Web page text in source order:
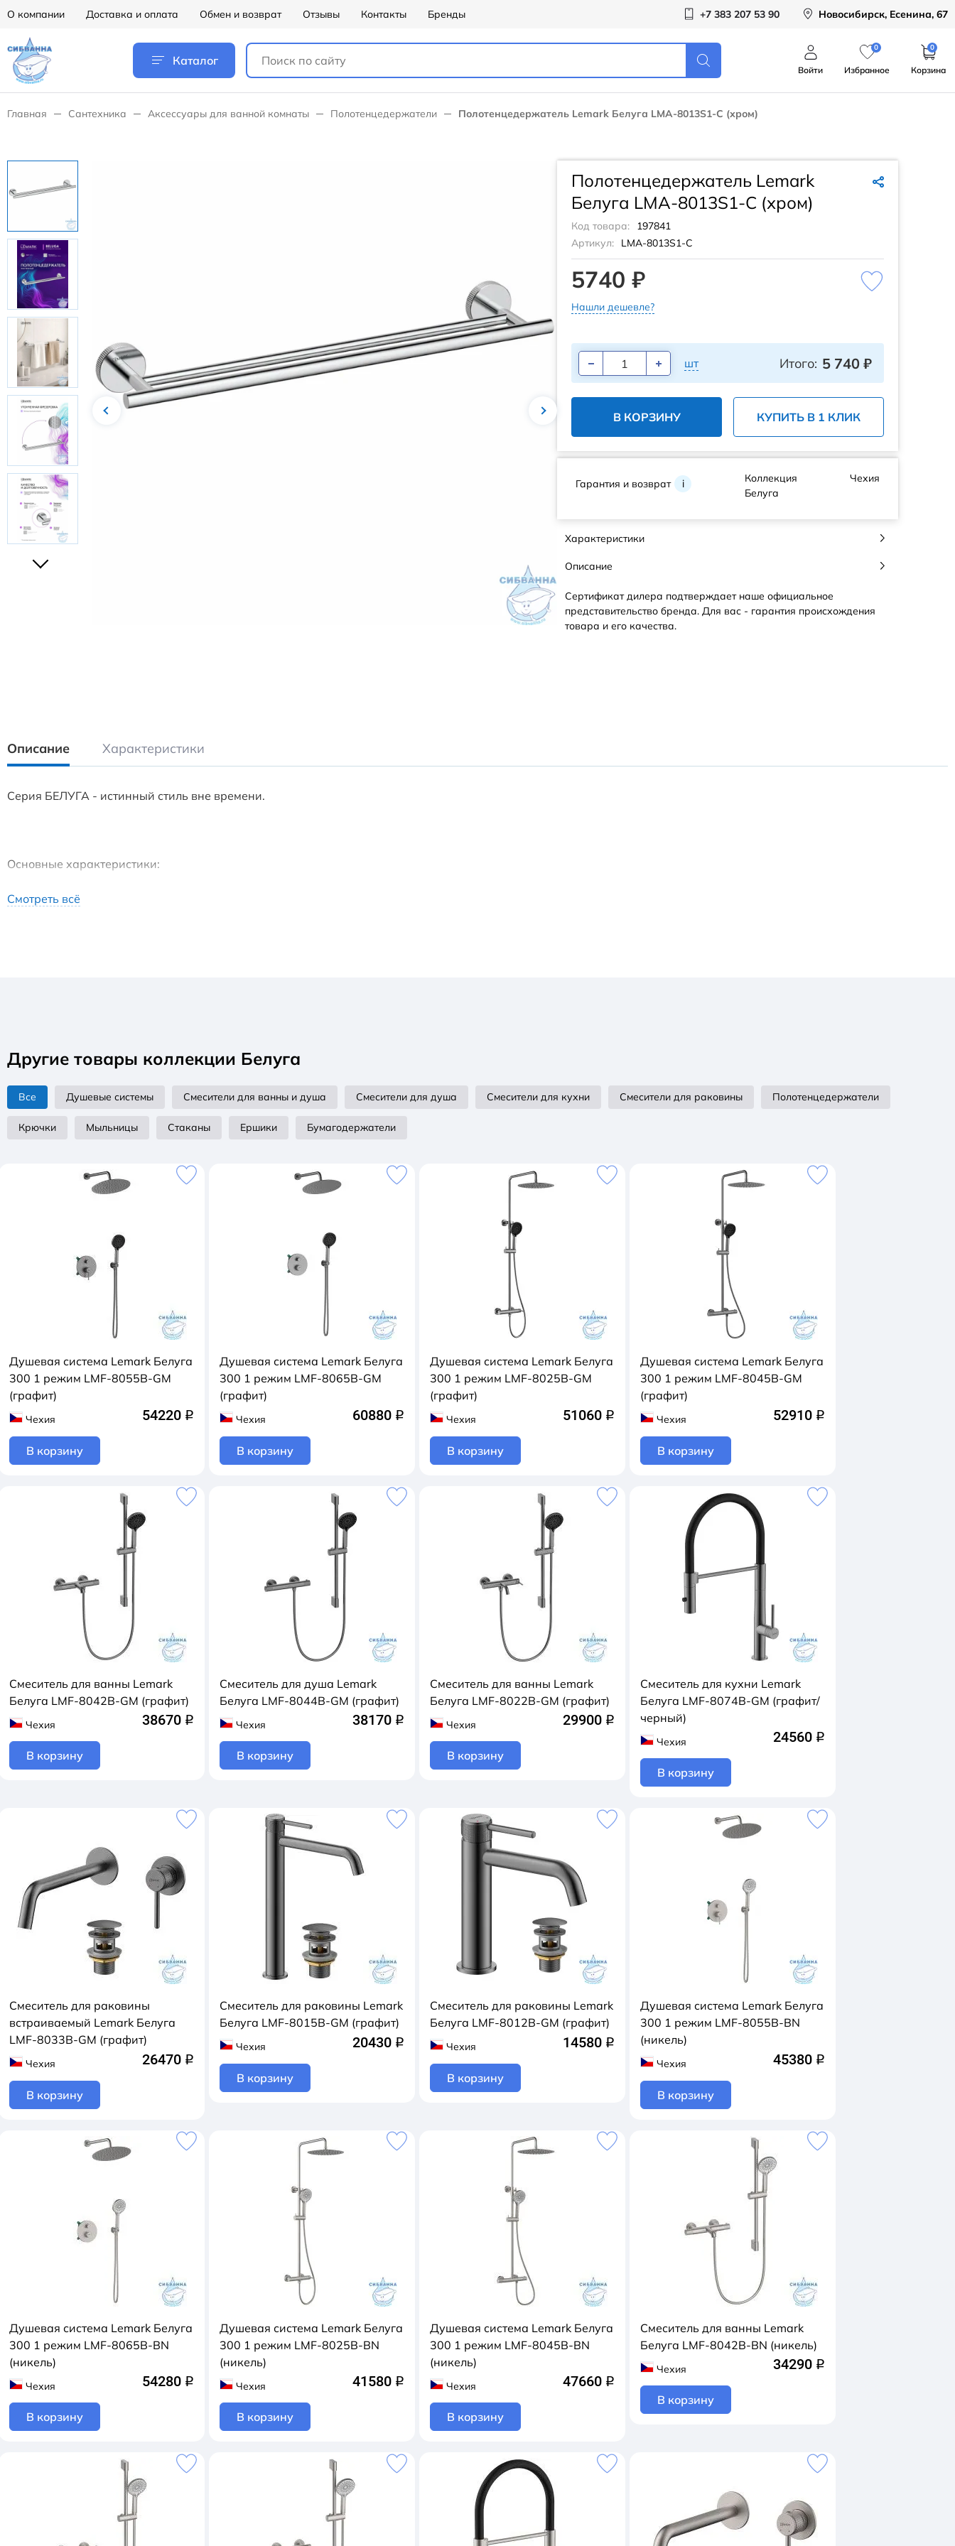
О компании Доставка и оплата Обмен и возврат Отзывы Контакты Бренды +7 383 207 53 90 Новосибирск, Есенина, 67
Каталог
Войти
0
Избранное
0
Корзина
Главная Сантехника Аксессуары для ванной комнаты Полотенцедержатели Полотенцедержатель Lemark Белуга LMA-8013S1-C (хром)
Полотенцедержатель Lemark
Белуга LMA-8013S1-C (хром)
Код товара:
197841
Артикул:
LMA-8013S1-C
5740 ₽
Нашли дешевле?
шт Итого: 5 740 ₽
В КОРЗИНУ КУПИТЬ В 1 КЛИК
Гарантия и возврат i
Коллекция
Белуга
Чехия
Характеристики
Описание
Сертификат дилера подтверждает наше официальное
представительство бренда. Для вас - гарантия происхождения
товара и его качества.
Описание Характеристики
Серия БЕЛУГА - истинный стиль вне времени.
Основные характеристики:
• Назначение: для полотенец
• Полотенцедержатель
• Комплект креплений
Смотреть всё
Другие товары коллекции Белуга
Все Душевые системы Смесители для ванны и душа Смесители для душа Смесители для кухни Смесители для раковины Полотенцедержатели
Крючки Мыльницы Стаканы Ершики Бумагодержатели
Душевая система Lemark Белуга
300 1 режим LMF-8055B-GM
(графит)
Чехия 54220 q
В корзину
Душевая система Lemark Белуга
300 1 режим LMF-8065B-GM
(графит)
Чехия 60880 q
В корзину
Душевая система Lemark Белуга
300 1 режим LMF-8025B-GM
(графит)
Чехия 51060 q
В корзину
Душевая система Lemark Белуга
300 1 режим LMF-8045B-GM
(графит)
Чехия 52910 q
В корзину
Смеситель для ванны Lemark
Белуга LMF-8042B-GM (графит)
Чехия 38670 q
В корзину
Смеситель для душа Lemark
Белуга LMF-8044B-GM (графит)
Чехия 38170 q
В корзину
Смеситель для ванны Lemark
Белуга LMF-8022B-GM (графит)
Чехия 29900 q
В корзину
Смеситель для кухни Lemark
Белуга LMF-8074B-GM (графит/
черный)
Чехия 24560 q
В корзину
Смеситель для раковины
встраиваемый Lemark Белуга
LMF-8033B-GM (графит)
Чехия 26470 q
В корзину
Смеситель для раковины Lemark
Белуга LMF-8015B-GM (графит)
Чехия 20430 q
В корзину
Смеситель для раковины Lemark
Белуга LMF-8012B-GM (графит)
Чехия 14580 q
В корзину
Душевая система Lemark Белуга
300 1 режим LMF-8055B-BN
(никель)
Чехия 45380 q
В корзину
Душевая система Lemark Белуга
300 1 режим LMF-8065B-BN
(никель)
Чехия 54280 q
В корзину
Душевая система Lemark Белуга
300 1 режим LMF-8025B-BN
(никель)
Чехия 41580 q
В корзину
Душевая система Lemark Белуга
300 1 режим LMF-8045B-BN
(никель)
Чехия 47660 q
В корзину
Смеситель для ванны Lemark
Белуга LMF-8042B-BN (никель)
Чехия 34290 q
В корзину